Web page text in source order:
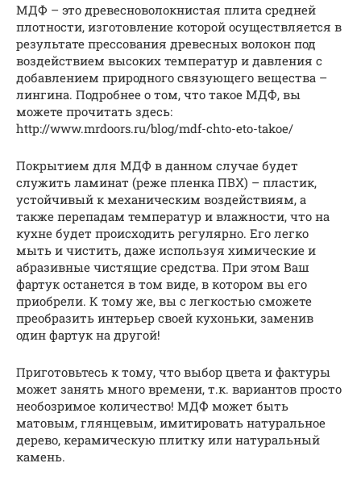
МДФ – это древесноволокнистая плита средней
плотности, изготовление которой осуществляется в
результате прессования древесных волокон под
воздействием высоких температур и давления с
добавлением природного связующего вещества –
лингина. Подробнее о том, что такое МДФ, вы
можете прочитать здесь:
http://www.mrdoors.ru/blog/mdf-chto-eto-takoe/
Покрытием для МДФ в данном случае будет
служить ламинат (реже пленка ПВХ) – пластик,
устойчивый к механическим воздействиям, а
также перепадам температур и влажности, что на
кухне будет происходить регулярно. Его легко
мыть и чистить, даже используя химические и
абразивные чистящие средства. При этом Ваш
фартук останется в том виде, в котором вы его
приобрели. К тому же, вы с легкостью сможете
преобразить интерьер своей кухоньки, заменив
один фартук на другой!
Приготовьтесь к тому, что выбор цвета и фактуры
может занять много времени, т.к. вариантов просто
необозримое количество! МДФ может быть
матовым, глянцевым, имитировать натуральное
дерево, керамическую плитку или натуральный
камень.